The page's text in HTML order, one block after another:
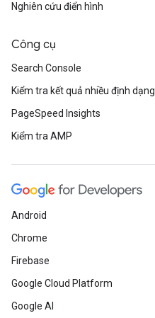
Nghiên cứu điển hình
Công cụ
Search Console
Kiểm tra kết quả nhiều định dạng
PageSpeed Insights
Kiểm tra AMP
Android
Chrome
Firebase
Google Cloud Platform
Google AI